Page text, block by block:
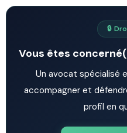
🔒
Vous êtes
Un avocat spécialisé
accompagner et
profil en